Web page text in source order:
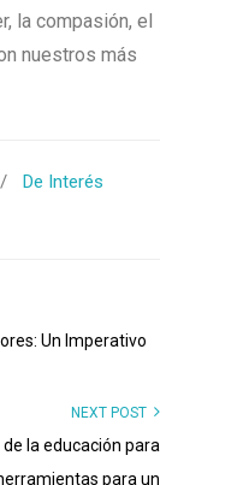
la compasión, el
nuestros más
/
De Interés
Un Imperativo
NEXT POST
la educación para
para un